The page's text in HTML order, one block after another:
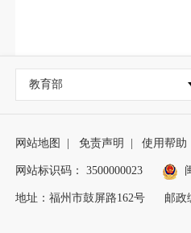
教育部
网站地图 免责声明 使用帮助
网站标识码： 3500000023
地址：福州市鼓屏路162号 邮政